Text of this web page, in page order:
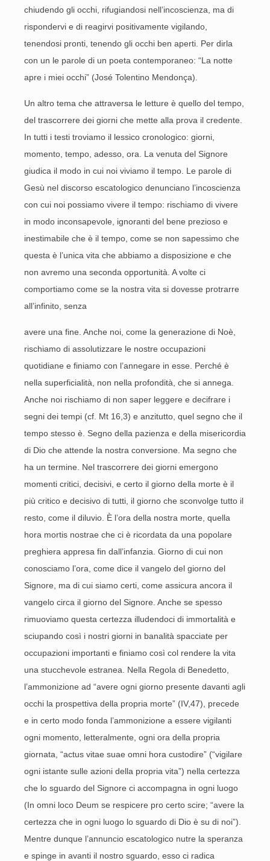
chiudendo gli occhi, rifugiandosi nell’incoscienza, ma di
rispondervi e di reagirvi positivamente vigilando,
tenendosi pronti, tenendo gli occhi ben aperti. Per dirla
con un le parole di un poeta contemporaneo: “La notte
apre i miei occhi” (José Tolentino Mendonça).
Un altro tema che attraversa le letture è quello del tempo,
del trascorrere dei giorni che mette alla prova il credente.
In tutti i testi troviamo il lessico cronologico: giorni,
momento, tempo, adesso, ora. La venuta del Signore
giudica il modo in cui noi viviamo il tempo. Le parole di
Gesù nel discorso escatologico denunciano l’incoscienza
con cui noi possiamo vivere il tempo: rischiamo di vivere
in modo inconsapevole, ignoranti del bene prezioso e
inestimabile che è il tempo, come se non sapessimo che
questa è l’unica vita che abbiamo a disposizione e che
non avremo una seconda opportunità. A volte ci
comportiamo come se la nostra vita si dovesse protrarre
all’infinito, senza
avere una fine. Anche noi, come la generazione di Noè,
rischiamo di assolutizzare le nostre occupazioni
quotidiane e finiamo con l’annegare in esse. Perché è
nella superficialità, non nella profondità, che si annega.
Anche noi rischiamo di non saper leggere e decifrare i
segni dei tempi (cf. Mt 16,3) e anzitutto, quel segno che il
tempo stesso è. Segno della pazienza e della misericordia
di Dio che attende la nostra conversione. Ma segno che
ha un termine. Nel trascorrere dei giorni emergono
momenti critici, decisivi, e certo il giorno della morte è il
più critico e decisivo di tutti, il giorno che sconvolge tutto il
resto, come il diluvio. È l’ora della nostra morte, quella
hora mortis nostrae che ci è ricordata da una popolare
preghiera appresa fin dall’infanzia. Giorno di cui non
conosciamo l’ora, come dice il vangelo del giorno del
Signore, ma di cui siamo certi, come assicura ancora il
vangelo circa il giorno del Signore. Anche se spesso
rimuoviamo questa certezza illudendoci di immortalità e
sciupando così i nostri giorni in banalità spacciate per
occupazioni importanti e finiamo così col rendere la vita
una stucchevole estranea. Nella Regola di Benedetto,
l’ammonizione ad “avere ogni giorno presente davanti agli
occhi la prospettiva della propria morte” (IV,47), precede
e in certo modo fonda l’ammonizione a essere vigilanti
ogni momento, letteralmente, ogni ora della propria
giornata, “actus vitae suae omni hora custodire” (“vigilare
ogni istante sulle azioni della propria vita”) nella certezza
che lo sguardo del Signore ci accompagna in ogni luogo
(In omni loco Deum se respicere pro certo scire; “avere la
certezza che in ogni luogo lo sguardo di Dio è su di noi”).
Mentre dunque l’annuncio escatologico nutre la speranza
e spinge in avanti il nostro sguardo, esso ci radica